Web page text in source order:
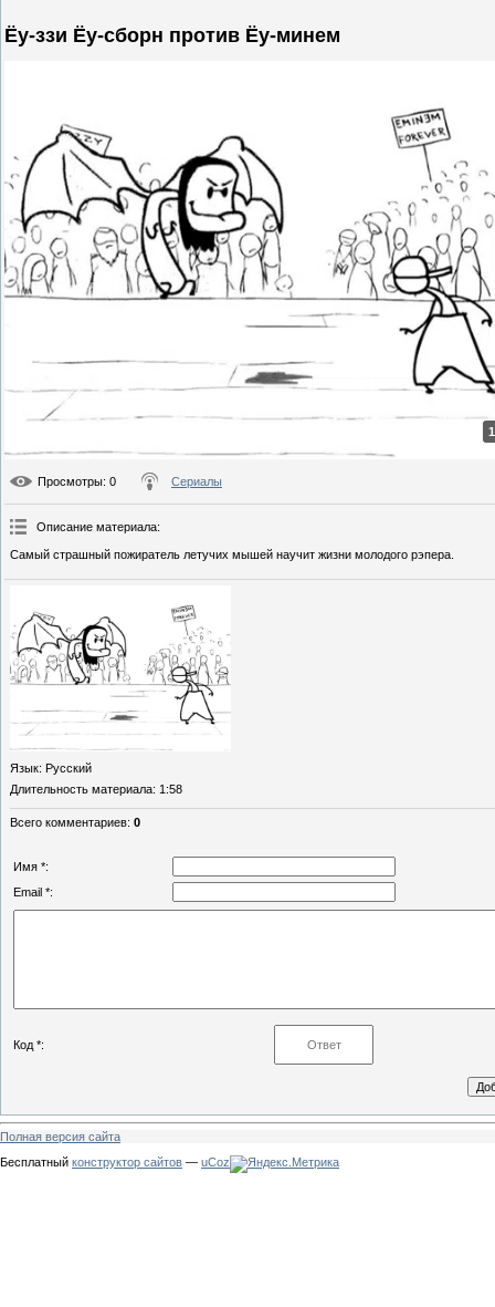
Ёу-ззи Ёу-сборн против Ёу-минем
Просмотры: 0 Сериалы
Описание материала:
Самый страшный пожиратель летучих мышей научит жизни молодого рэпера.
Язык: Русский
Длительность материала: 1:58
Всего комментариев: 0
Имя *:
Email *:
Код *:
Полная версия сайта
Бесплатный конструктор сайтов — uCoz